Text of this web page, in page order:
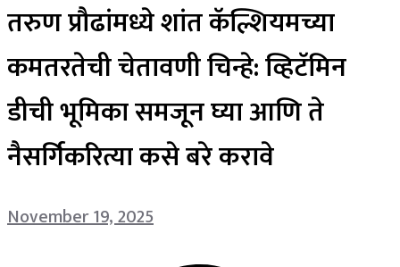
तरुण प्रौढांमध्ये शांत कॅल्शियमच्या
कमतरतेची चेतावणी चिन्हे: व्हिटॅमिन
डीची भूमिका समजून घ्या आणि ते
नैसर्गिकरित्या कसे बरे करावे
November 19, 2025